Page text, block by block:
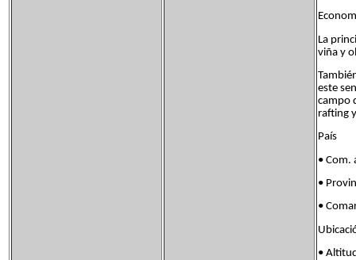
La
viña y
este
campo
rafting
País
•
•
•
•